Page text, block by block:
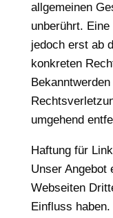
allgemeinen
unberührt.
jedoch erst ab
konkreten
umgehend
Haftung für
Unser Angebot
Webseiten
Einfluss